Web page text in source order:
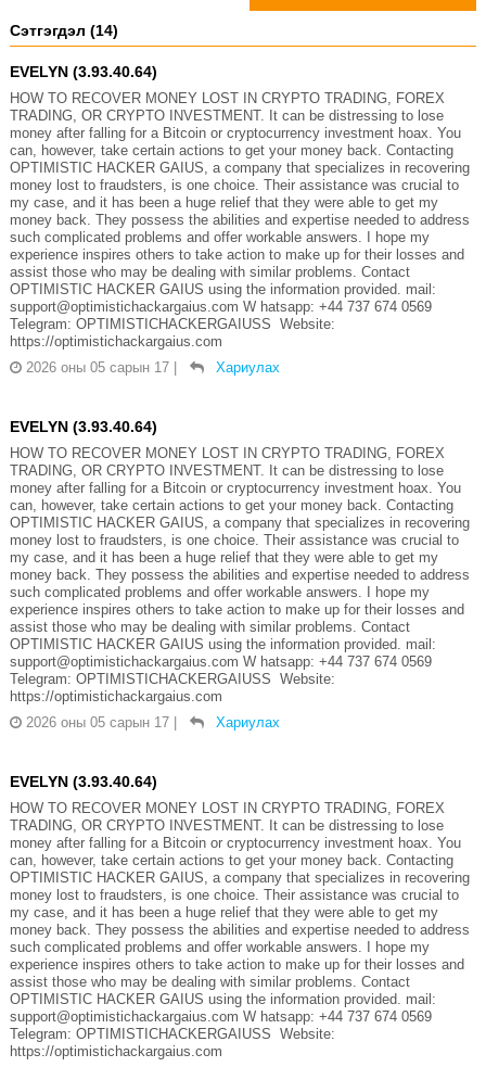
Сэтгэгдэл (14)
EVELYN (3.93.40.64)
HOW TO RECOVER MONEY LOST IN CRYPTO TRADING, FOREX
TRADING, OR CRYPTO INVESTMENT. It can be distressing to lose
money after falling for a Bitcoin or cryptocurrency investment hoax. You
can, however, take certain actions to get your money back. Contacting
OPTIMISTIC HACKER GAIUS, a company that specializes in recovering
money lost to fraudsters, is one choice. Their assistance was crucial to
my case, and it has been a huge relief that they were able to get my
money back. They possess the abilities and expertise needed to address
such complicated problems and offer workable answers. I hope my
experience inspires others to take action to make up for their losses and
assist those who may be dealing with similar problems. Contact
OPTIMISTIC HACKER GAIUS using the information provided. mail:
support@optimistichackargaius.com W hatsapp: +44 737 674 0569
Telegram: OPTIMISTICHACKERGAIUSS Website:
https://optimistichackargaius.com
2026 оны 05 сарын 17 | Хариулах
EVELYN (3.93.40.64)
HOW TO RECOVER MONEY LOST IN CRYPTO TRADING, FOREX
TRADING, OR CRYPTO INVESTMENT. It can be distressing to lose
money after falling for a Bitcoin or cryptocurrency investment hoax. You
can, however, take certain actions to get your money back. Contacting
OPTIMISTIC HACKER GAIUS, a company that specializes in recovering
money lost to fraudsters, is one choice. Their assistance was crucial to
my case, and it has been a huge relief that they were able to get my
money back. They possess the abilities and expertise needed to address
such complicated problems and offer workable answers. I hope my
experience inspires others to take action to make up for their losses and
assist those who may be dealing with similar problems. Contact
OPTIMISTIC HACKER GAIUS using the information provided. mail:
support@optimistichackargaius.com W hatsapp: +44 737 674 0569
Telegram: OPTIMISTICHACKERGAIUSS Website:
https://optimistichackargaius.com
2026 оны 05 сарын 17 | Хариулах
EVELYN (3.93.40.64)
HOW TO RECOVER MONEY LOST IN CRYPTO TRADING, FOREX
TRADING, OR CRYPTO INVESTMENT. It can be distressing to lose
money after falling for a Bitcoin or cryptocurrency investment hoax. You
can, however, take certain actions to get your money back. Contacting
OPTIMISTIC HACKER GAIUS, a company that specializes in recovering
money lost to fraudsters, is one choice. Their assistance was crucial to
my case, and it has been a huge relief that they were able to get my
money back. They possess the abilities and expertise needed to address
such complicated problems and offer workable answers. I hope my
experience inspires others to take action to make up for their losses and
assist those who may be dealing with similar problems. Contact
OPTIMISTIC HACKER GAIUS using the information provided. mail:
support@optimistichackargaius.com W hatsapp: +44 737 674 0569
Telegram: OPTIMISTICHACKERGAIUSS Website:
https://optimistichackargaius.com